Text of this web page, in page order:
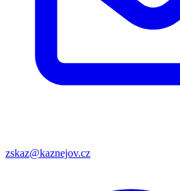
zskaz@kaznejov.cz